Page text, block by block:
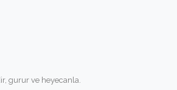
gurur ve heyecanla.